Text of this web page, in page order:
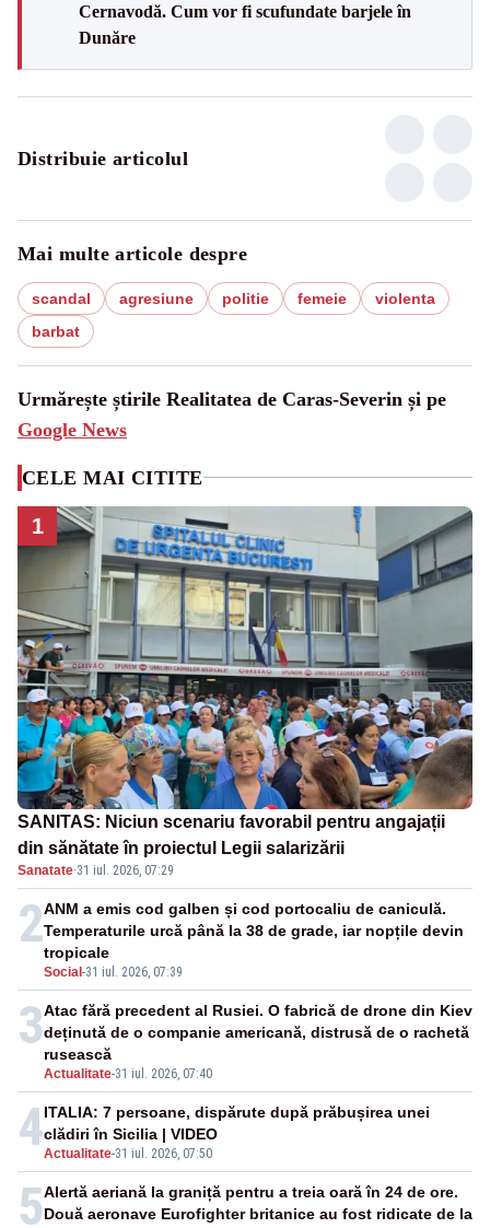
Cernavodă. Cum vor fi scufundate barjele în
Dunăre
Distribuie articolul
Mai multe articole despre
scandal agresiune politie femeie
violenta
barbat
Urmărește știrile Realitatea de Caras-Severin și pe
Google News
CELE MAI CITITE
1
SANITAS: Niciun scenariu favorabil pentru angajații
din sănătate în proiectul Legii salarizării
Sanatate·31 iul. 2026, 07:29
2
Social -31 iul. 2026, 07:39
ANM a emis cod galben și cod portocaliu de caniculă.
Temperaturile urcă până la 38 de grade, iar nopțile devin
tropicale
3
Actualitate-31 iul. 2026, 07:40
Atac fără precedent al Rusiei. O fabrică de drone din Kiev
deținută de o companie americană, distrusă de o rachetă
rusească
4Actualitate-31 iul. 2026, 07:50
ITALIA: 7 persoane, dispărute după prăbușirea unei
clădiri în Sicilia | VIDEO
5Alertă aeriană la graniță pentru a treia oară în 24 de ore.
Două aeronave Eurofighter britanice au fost ridicate de la